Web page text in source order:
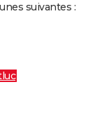
suivantes :